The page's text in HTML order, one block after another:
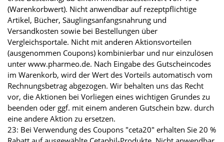
(Warenkorbwert). Nicht anwendbar auf rezeptpflichtige
Artikel, Bücher, Säuglingsanfangsnahrung und
Versandkosten sowie bei Bestellungen über
Vergleichsportale. Nicht mit anderen Aktionsvorteilen
(ausgenommen Coupons) kombinierbar und nur einzulösen
unter www.pharmeo.de. Nach Eingabe des Gutscheincodes
im Warenkorb, wird der Wert des Vorteils automatisch vom
Rechnungsbetrag abgezogen. Wir behalten uns das Recht
vor, die Aktionen bei Vorliegen eines wichtigen Grundes zu
beenden oder ggf. mit einem anderen Gutschein bzw. durch
eine andere Aktion zu ersetzen.
23: Bei Verwendung des Coupons "ceta20" erhalten Sie 20 %